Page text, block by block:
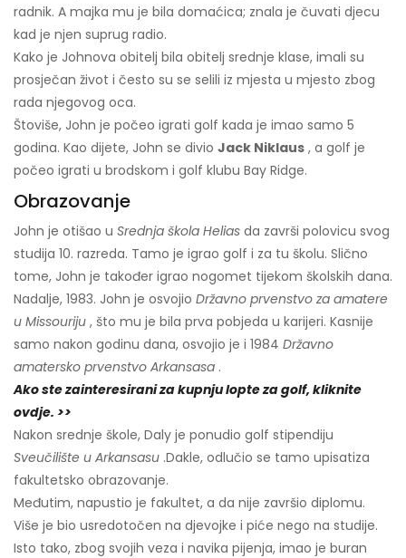
radnik. A majka mu je bila domaćica; znala je čuvati djecu
kad je njen suprug radio.
Kako je Johnova obitelj bila obitelj srednje klase, imali su
prosječan život i često su se selili iz mjesta u mjesto zbog
rada njegovog oca.
Štoviše, John je počeo igrati golf kada je imao samo 5
godina. Kao dijete, John se divio Jack Niklaus , a golf je
počeo igrati u brodskom i golf klubu Bay Ridge.
Obrazovanje
John je otišao u Srednja škola Helias da završi polovicu svog
studija 10. razreda. Tamo je igrao golf i za tu školu. Slično
tome, John je također igrao nogomet tijekom školskih dana.
Nadalje, 1983. John je osvojio Državno prvenstvo za amatere
u Missouriju , što mu je bila prva pobjeda u karijeri. Kasnije
samo nakon godinu dana, osvojio je i 1984 Državno
amatersko prvenstvo Arkansasa .
Ako ste zainteresirani za kupnju lopte za golf, kliknite
ovdje. >>
Nakon srednje škole, Daly je ponudio golf stipendiju
Sveučilište u Arkansasu .Dakle, odlučio se tamo upisatiza
fakultetsko obrazovanje.
Međutim, napustio je fakultet, a da nije završio diplomu.
Više je bio usredotočen na djevojke i piće nego na studije.
Isto tako, zbog svojih veza i navika pijenja, imao je buran